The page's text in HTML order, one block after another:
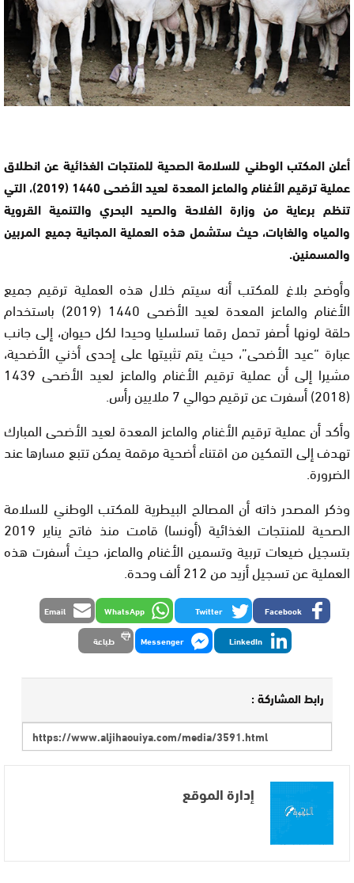
أعلن المكتب الوطني للسلامة الصحية للمنتجات الغذائية عن انطلاق
عملية ترقيم الأغنام والماعز المعدة لعيد الأضحى 1440 (2019)، التي
تنظم برعاية من وزارة الفلاحة والصيد البحري والتنمية القروية
والمياه والغابات، حيث ستشمل هذه العملية المجانية جميع المربين
والمسمنين.
وأوضح بلاغ للمكتب أنه سيتم خلال هذه العملية ترقيم جميع
الأغنام والماعز المعدة لعيد الأضحى 1440 (2019) باستخدام
حلقة لونها أصفر تحمل رقما تسلسليا وحيدا لكل حيوان، إلى جانب
عبارة “عيد الأضحى”، حيث يتم تثبيتها على إحدى أذني الأضحية،
مشيرا إلى أن عملية ترقيم الأغنام والماعز لعيد الأضحى 1439
(2018) أسفرت عن ترقيم حوالي 7 ملايين رأس.
وأكد أن عملية ترقيم الأغنام والماعز المعدة لعيد الأضحى المبارك
تهدف إلى التمكين من اقتناء أضحية مرقمة يمكن تتبع مسارها عند
الضرورة.
وذكر المصدر ذاته أن المصالح البيطرية للمكتب الوطني للسلامة
الصحية للمنتجات الغذائية (أونسا) قامت منذ فاتح يناير 2019
بتسجيل ضيعات تربية وتسمين الأغنام والماعز، حيث أسفرت هذه
العملية عن تسجيل أزيد من 212 ألف وحدة.
Facebook
Twitter
WhatsApp
Email
LinkedIn
Messenger طباعة
رابط المشاركة :
إدارة الموقع